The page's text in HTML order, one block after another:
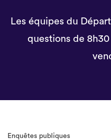
Les équipes du
questions de 8h30
Enquêtes publiques